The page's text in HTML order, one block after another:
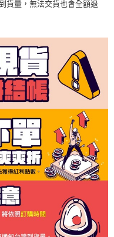
貨量，無法交貨也會全額退